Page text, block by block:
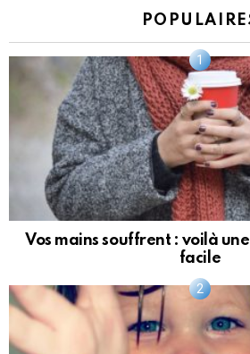
Vos mains souffrent : voilà
facile